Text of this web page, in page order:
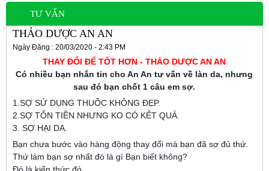
TƯ VẤN
THẢO DƯỢC AN AN
Ngày Đăng : 20/03/2020 - 2:43 PM
THAY ĐỔI ĐỂ TỐT HƠN - THẢO DƯỢC AN AN
Có nhiều bạn nhắn tin cho An An tư vấn về làn da, nhưng
sau đó bạn chốt 1 câu em sợ.
1.SỢ SỬ DỤNG THUỐC KHÔNG ĐẸP.
2.SỢ TỐN TIỀN NHƯNG KO CÓ KẾT QUẢ.
3. SỢ HẠI DA.
Bạn chưa bước vào hàng động thay đổi mà bạn đã sợ đủ thứ.
Thứ làm bạn sợ nhất đó là gì Bạn biết không?